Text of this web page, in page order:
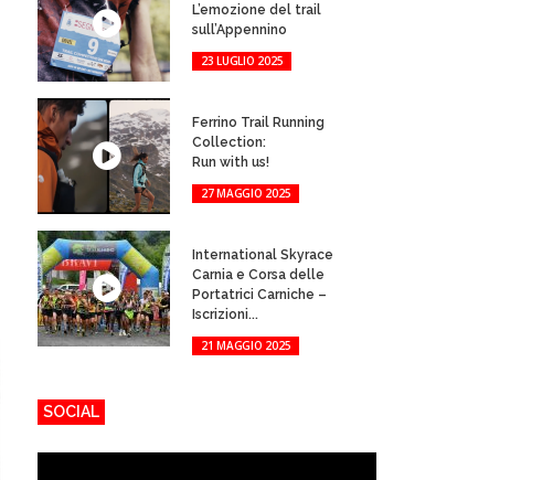
L’emozione del trail
sull’Appennino
23 LUGLIO 2025
Ferrino Trail Running
Collection:
Run with us!
27 MAGGIO 2025
International Skyrace
Carnia e Corsa delle
Portatrici Carniche –
Iscrizioni...
21 MAGGIO 2025
SOCIAL